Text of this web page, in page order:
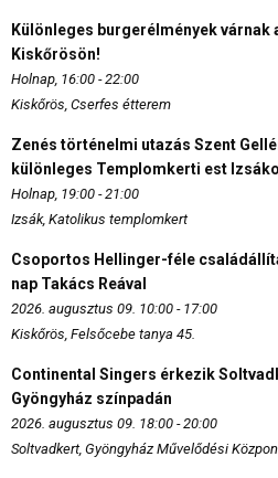
Különleges burgerélmények várnak
Kiskőrösön!
Holnap, 16:00 - 22:00
Kiskőrös, Cserfes étterem
Zenés történelmi utazás Szent
különleges Templomkerti est
Holnap, 19:00 - 21:00
Izsák, Katolikus templomkert
Csoportos Hellinger-féle
nap Takács Reával
2026. augusztus 09. 10:00 - 17:00
Kiskőrös, Felsőcebe tanya 45.
Continental Singers érkezik
Gyöngyház színpadán
2026. augusztus 09. 18:00 - 20:00
Soltvadkert, Gyöngyház Művelődési